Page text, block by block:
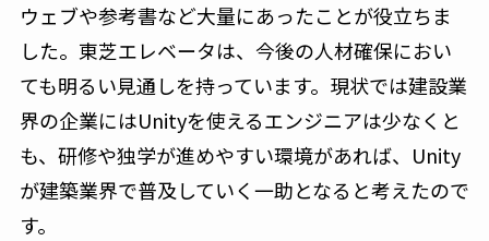
ウェブや参考書など大量にあったことが役立ちま
した。東芝エレベータは、今後の人材確保におい
ても明るい見通しを持っています。現状では建設業
界の企業にはUnityを使えるエンジニアは少なくと
も、研修や独学が進めやすい環境があれば、Unity
が建築業界で普及していく一助となると考えたので
す。